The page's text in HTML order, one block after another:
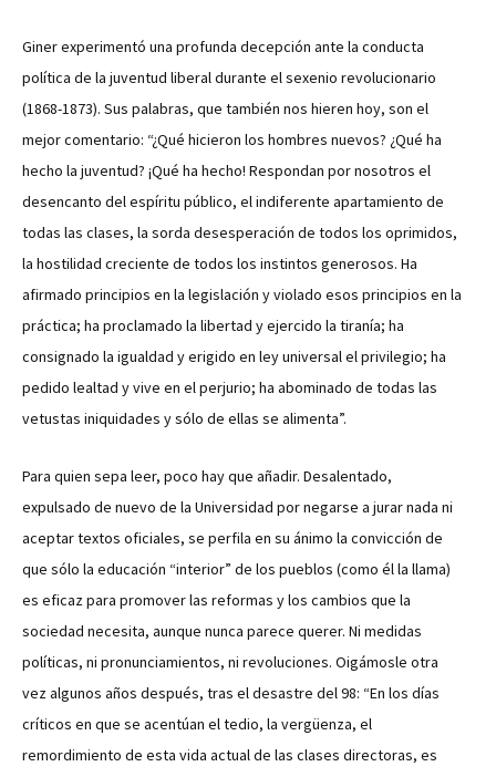
Giner experimentó una profunda decepción ante la conducta
política de la juventud liberal durante el sexenio revolucionario
(1868-1873). Sus palabras, que también nos hieren hoy, son el
mejor comentario: “¿Qué hicieron los hombres nuevos? ¿Qué ha
hecho la juventud? ¡Qué ha hecho! Respondan por nosotros el
desencanto del espíritu público, el indiferente apartamiento de
todas las clases, la sorda desesperación de todos los oprimidos,
la hostilidad creciente de todos los instintos generosos. Ha
afirmado principios en la legislación y violado esos principios en la
práctica; ha proclamado la libertad y ejercido la tiranía; ha
consignado la igualdad y erigido en ley universal el privilegio; ha
pedido lealtad y vive en el perjurio; ha abominado de todas las
vetustas iniquidades y sólo de ellas se alimenta”.
Para quien sepa leer, poco hay que añadir. Desalentado,
expulsado de nuevo de la Universidad por negarse a jurar nada ni
aceptar textos oficiales, se perfila en su ánimo la convicción de
que sólo la educación “interior” de los pueblos (como él la llama)
es eficaz para promover las reformas y los cambios que la
sociedad necesita, aunque nunca parece querer. Ni medidas
políticas, ni pronunciamientos, ni revoluciones. Oigámosle otra
vez algunos años después, tras el desastre del 98: “En los días
críticos en que se acentúan el tedio, la vergüenza, el
remordimiento de esta vida actual de las clases directoras, es